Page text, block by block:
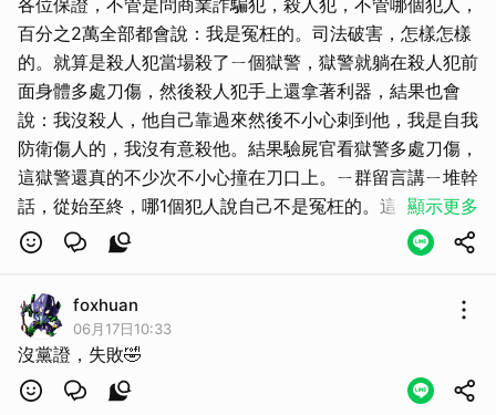
各位保證，不管是問商業詐騙犯，殺人犯，不管哪個犯人，
百分之2萬全部都會說：我是冤枉的。司法破害，怎樣怎樣
的。就算是殺人犯當場殺了ㄧ個獄警，獄警就躺在殺人犯前
面身體多處刀傷，然後殺人犯手上還拿著利器，結果也會
說：我沒殺人，他自己靠過來然後不小心刺到他，我是自我
防衛傷人的，我沒有意殺他。結果驗屍官看獄警多處刀傷，
這獄警還真的不少次不小心撞在刀口上。ㄧ群留言講ㄧ堆幹
話，從始至終，哪1個犯人說自己不是冤枉的。這也要扯到
政治。你們都瘋了是不是啊。
顯示更多
foxhuan
06月17日10:33
沒黨證，失敗🤣
取消